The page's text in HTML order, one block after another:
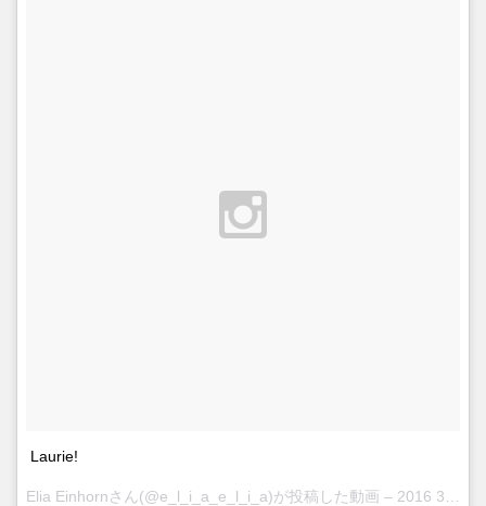
Laurie!
Elia Einhornさん(@e_l_i_a_e_l_i_a)が投稿した動画 – 2016 3月 31 6:04午後 PDT